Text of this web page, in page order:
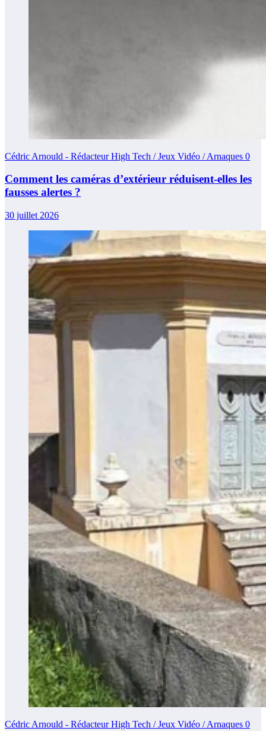
Cédric Arnould - Rédacteur High Tech / Jeux Vidéo / Arnaques 0
Comment les caméras d’extérieur réduisent-elles les
fausses alertes ?
30 juillet 2026
Cédric Arnould - Rédacteur High Tech / Jeux Vidéo / Arnaques 0